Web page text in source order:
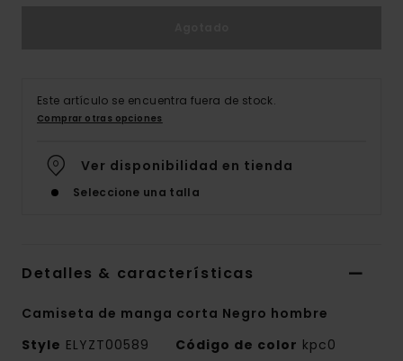
Este artículo se encuentra fuera de stock.
Comprar otras opciones
Ver disponibilidad en tienda
Seleccione una talla
Detalles & características
Camiseta de manga corta Negro hombre
Style ELYZT00589 Código de color kpc0